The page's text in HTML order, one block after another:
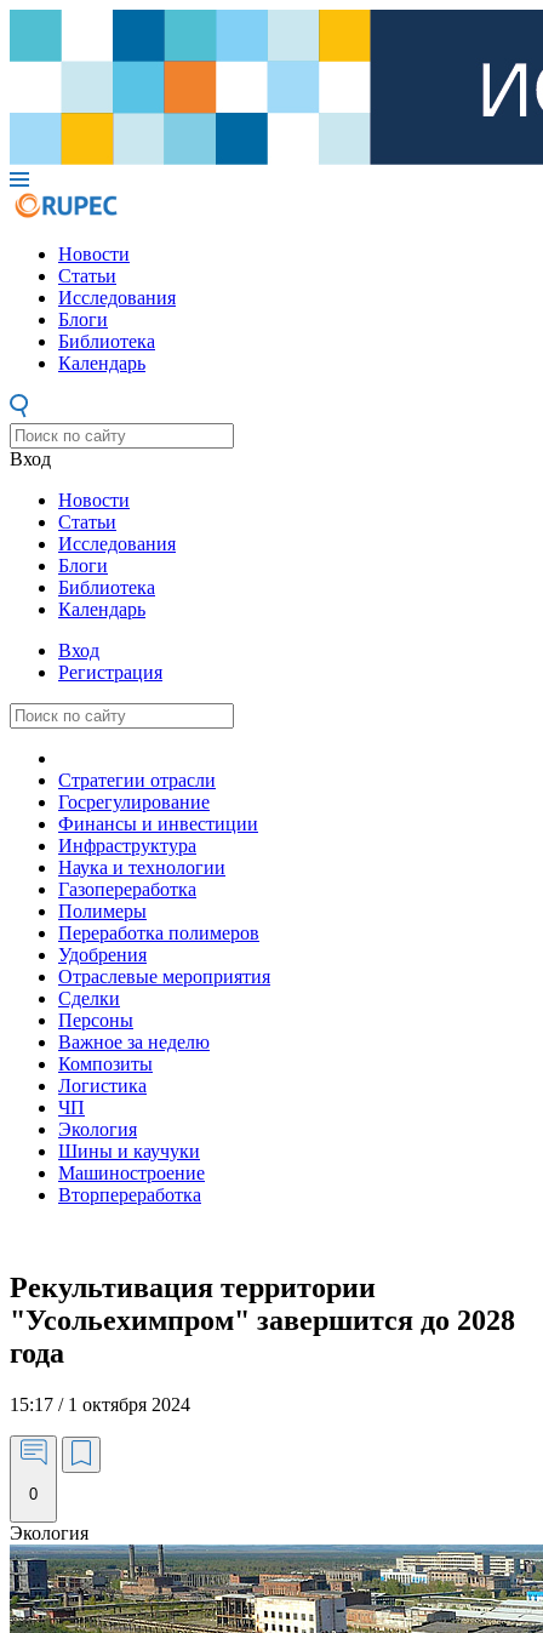
Новости
Статьи
Исследования
Блоги
Библиотека
Календарь
Вход
Новости
Статьи
Исследования
Блоги
Библиотека
Календарь
Вход
Регистрация
Стратегии отрасли
Госрегулирование
Финансы и инвестиции
Инфраструктура
Наука и технологии
Газопереработка
Полимеры
Переработка полимеров
Удобрения
Отраслевые мероприятия
Сделки
Персоны
Важное за неделю
Композиты
Логистика
ЧП
Экология
Шины и каучуки
Машиностроение
Вторпереработка
Рекультивация территории
"Усольехимпром" завершится до 2028
года
15:17 / 1 октября 2024
0